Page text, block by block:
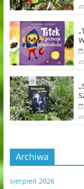
Archiwa
sierpień 2026